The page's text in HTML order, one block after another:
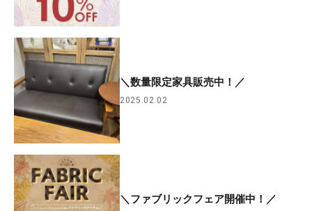
＼数量限定家具販売中！／
2025.02.02
＼ファブリックフェア開催中！／